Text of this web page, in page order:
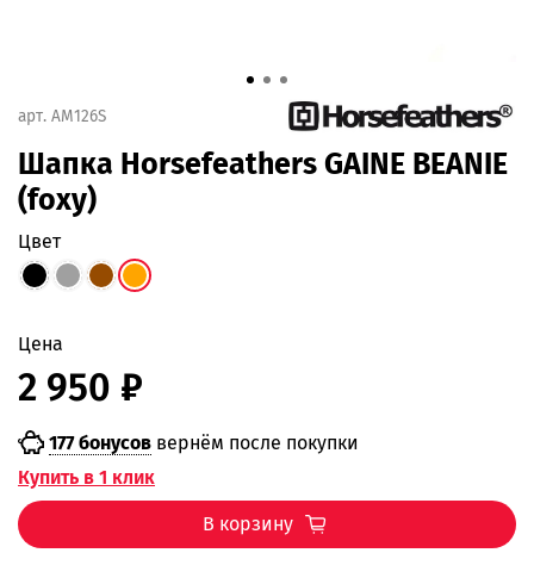
арт. AM126S
Шапка Horsefeathers GAINE BEANIE
(foxy)
цвет
Цена
2 950 ₽
177 бонусов вернём после покупки
Купить в 1 клик
В корзину